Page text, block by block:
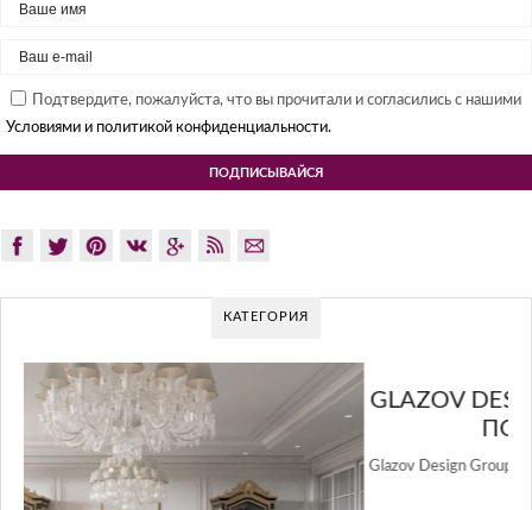
Подтвердите, пожалуйста, что вы прочитали и согласились с нашими
Условиями и политикой конфиденциальности.
КАТЕГОРИЯ